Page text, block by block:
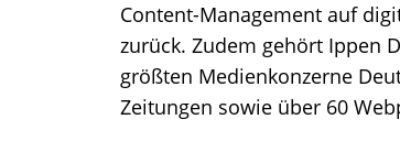
Content-Management auf
zurück. Zudem gehört Ippen
größten Medienkonzerne
Zeitungen sowie über 60